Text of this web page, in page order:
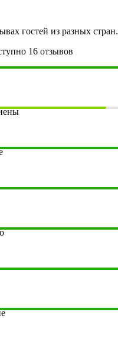
гостей из разных стран.
16 отзывов